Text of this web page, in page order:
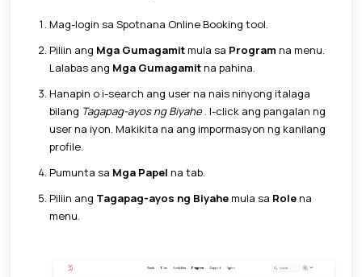
Mag-login sa Spotnana Online Booking tool.
Piliin ang Mga Gumagamitmula sa Program na menu.
Lalabas ang Mga Gumagamitna pahina.
Hanapin o i-search ang user na nais ninyong italaga
bilang Tagapag-ayos ng Biyahe . I-click ang pangalan ng
user na iyon. Makikita na ang impormasyon ng kanilang
profile.
Pumunta sa Mga Papel na tab.
Piliin ang Tagapag-ayos ng Biyahemula sa Rolena
menu.